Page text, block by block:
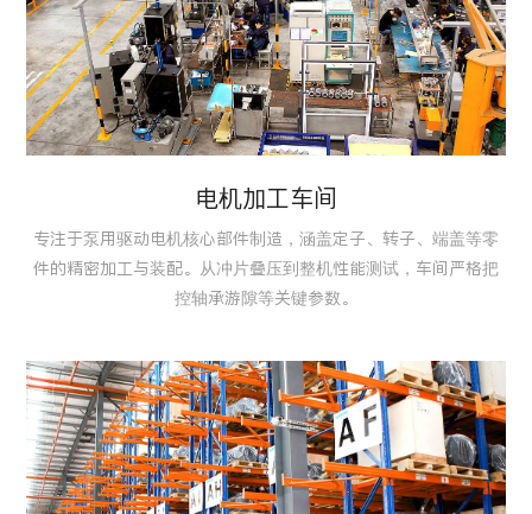
电机加工车间
专注于泵用驱动电机核心部件制造，涵盖定子、转子、端盖等零
件的精密加工与装配。从冲片叠压到整机性能测试，车间严格把
控轴承游隙等关键参数。